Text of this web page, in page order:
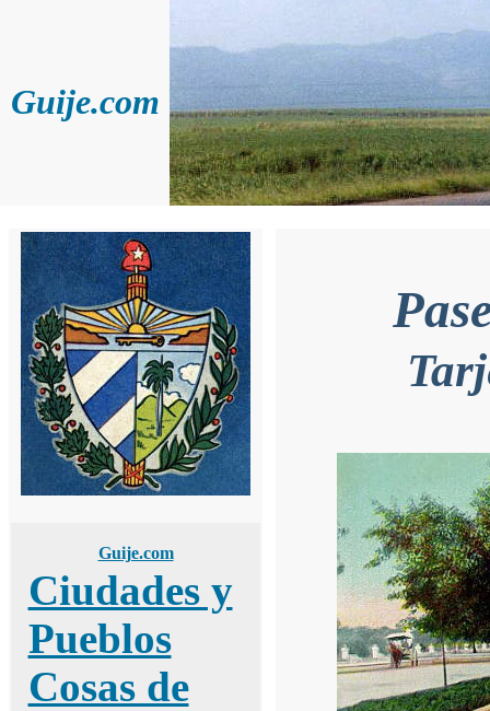
Guije.com
Guije.com
Ciudades y
Pueblos
Cosas de